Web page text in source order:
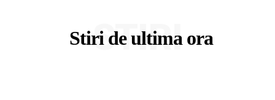
Stiri de ultima ora
STIRI